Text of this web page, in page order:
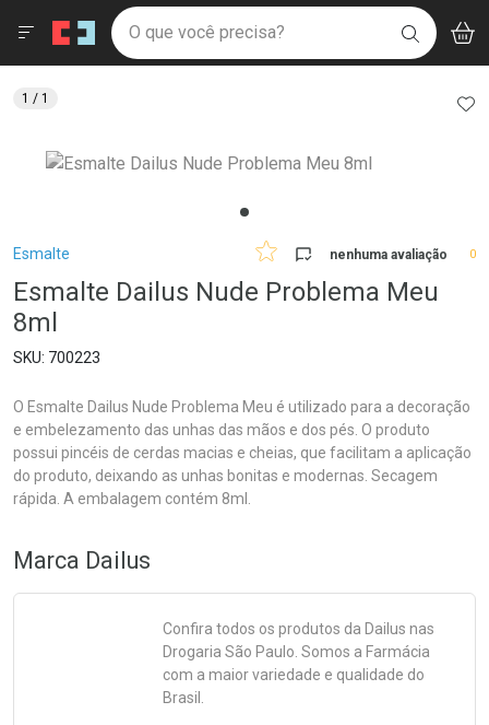
Drogaria São Paulo
Ir direto para a home
pela página
Ir direto para o conteúdo
Ir direto para a busca
Ir direto para a conta
Ir direto para a notificações
Ir direto para o carrinho
Faça a sua busca
O que você precisa? BUSCAR
Menu
Breadcrumb
Esmalte nenhuma avaliação 0
Esmalte Dailus Nude Problema Meu
8ml
700223
O Esmalte Dailus Nude Problema Meu é utilizado para a decoração
e embelezamento das unhas das mãos e dos pés. O produto
possui pincéis de cerdas macias e cheias, que facilitam a aplicação
do produto, deixando as unhas bonitas e modernas. Secagem
rápida. A embalagem contém 8ml.
1 / 1
Marca Dailus
Confira todos os produtos da Dailus nas
Drogaria São Paulo. Somos a Farmácia
com a maior variedade e qualidade do
Brasil.